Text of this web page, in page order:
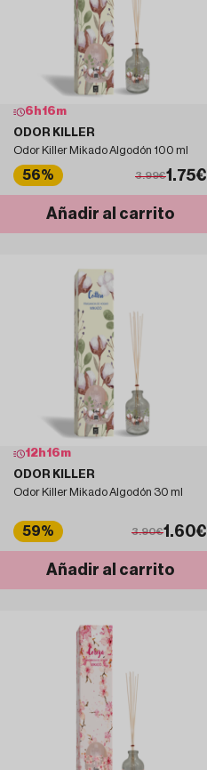
6 h16m
ODOR KILLER
Odor Killer Mikado Algodón 100 ml
56% 3.99€1.75€
Añadir al carrito
12 h16m
ODOR KILLER
Odor Killer Mikado Algodón 30 ml
59% 3.90€1.60€
Añadir al carrito